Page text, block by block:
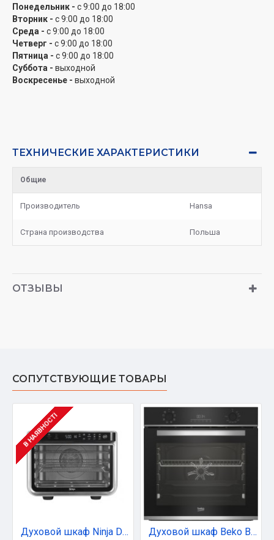
Понедельник - с 9:00 до 18:00
Вторник - с 9:00 до 18:00
Среда - с 9:00 до 18:00
Четверг - с 9:00 до 18:00
Пятница - с 9:00 до 18:00
Суббота - выходной
Воскресенье - выходной
ТЕХНИЧЕСКИЕ ХАРАКТЕРИСТИКИ
Общие
Производитель Hansa
Страна производства Польша
ОТЗЫВЫ
СОПУТСТВУЮЩИЕ ТОВАРЫ
В НАЯВНОСТІ
Духовой шкаф Ninja DT200EU Foodi 10-in-1 Духовой шкаф Beko BBIM13300XD